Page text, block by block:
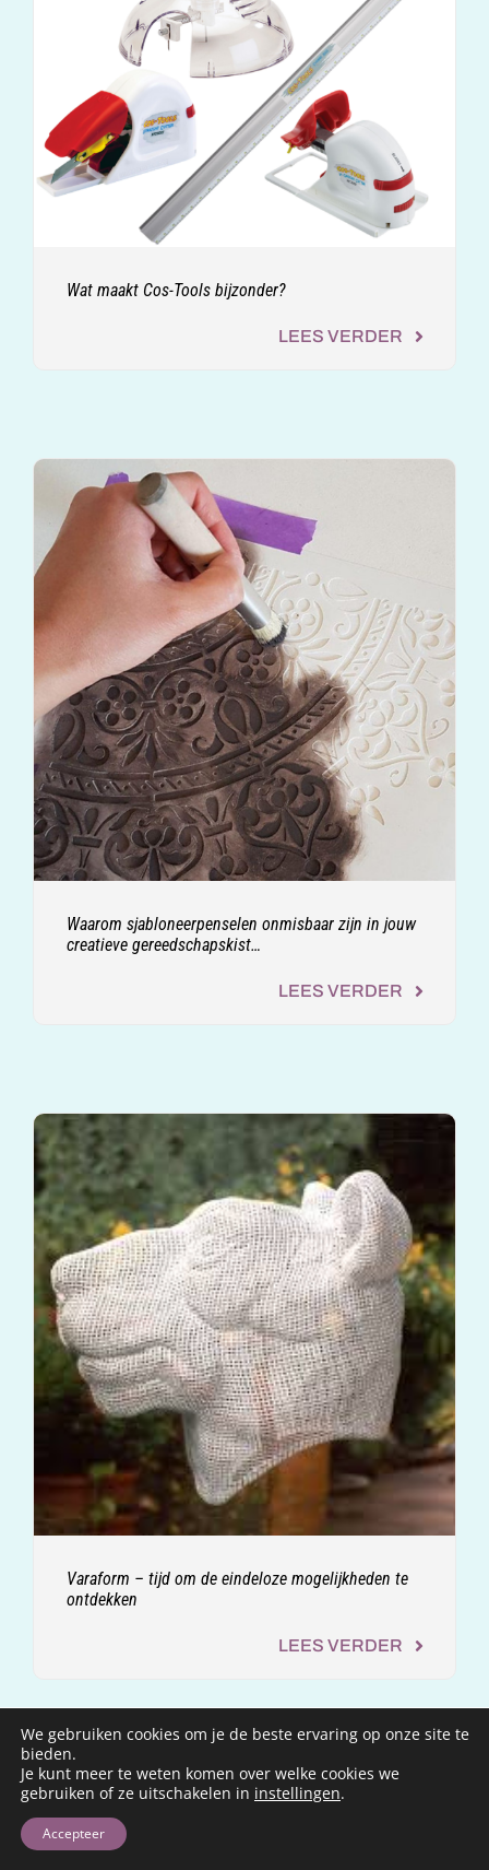
Wat maakt Cos-Tools bijzonder?
LEES VERDER
Waarom sjabloneerpenselen onmisbaar zijn in jouw
creatieve gereedschapskist…
LEES VERDER
Varaform – tijd om de eindeloze mogelijkheden te
ontdekken
LEES VERDER
We gebruiken cookies om je de beste ervaring op onze site te
bieden.
Je kunt meer te weten komen over welke cookies we
gebruiken of ze uitschakelen in instellingen.
Accepteer